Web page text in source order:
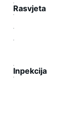
Rasvjeta
Inpekcija